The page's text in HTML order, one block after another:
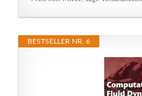
BESTSELLER NR. 6